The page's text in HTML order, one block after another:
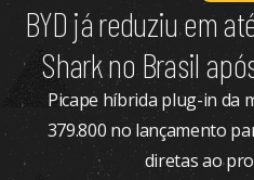
BYD já reduziu em
Shark no Brasil
Picape híbrida plug-in da
379.800 no lançamento
diretas ao